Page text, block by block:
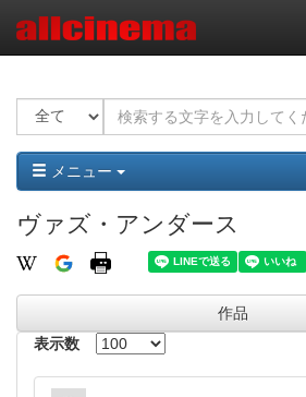
メニュー
ヴァズ・アンダース
作品
表示数